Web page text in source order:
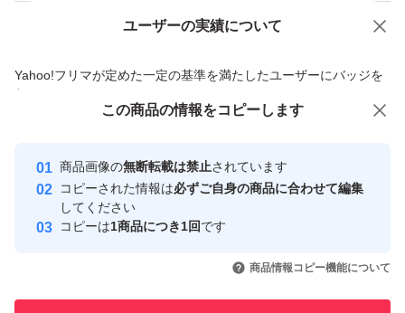
ユーザーの実績について
Yahoo!フリマが定めた一定の基準を満たしたユーザーにバッジを
付与しています
安心取引出品者
心・安全なユーザーです
取引実績
引を完了させた実績があります
価格の相談 商品への質問
この商品の情報をコピーします
商品画像の無断転載は禁止されています
コピーされた情報は必ずご自身の商品に合わせて編集
してください
コピーは1商品につき1回です
商品情報コピー機能について
この商品をみている人にオススメ